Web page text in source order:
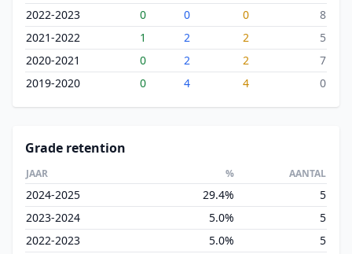
2022-2023
0 0 0
8
2021-2022
1 2 2
5
2020-2021
0 2 2
7
2019-2020
0 4 4 0
Grade retention
JAAR % AANTAL
2024-2025 29.4%
5
2023-2024
5.0%
5
2022-2023
5.0%
5